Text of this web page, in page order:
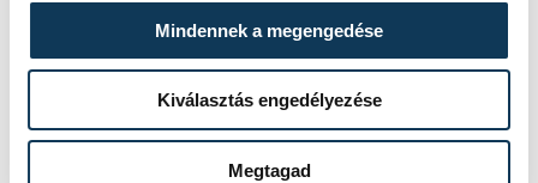
Mindennek a megengedése
Kiválasztás engedélyezése
Megtagad
IDŐPONT
2026. MÁJUS 10. 17:00
HELYSZÍN
VESZPRÉM, VESZPRÉMI
VÁROSI STADION
EREDMÉNY
RÉSZLETEK